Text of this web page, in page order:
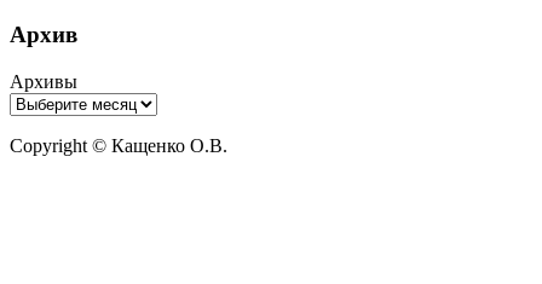
Архив
Архивы
Copyright © Кащенко О.В.